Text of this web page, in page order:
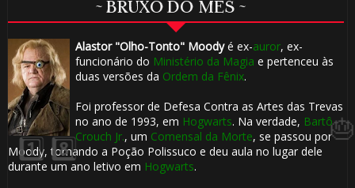
~ BRUXO DO MÊS ~
Alastor "Olho-Tonto" Moodyé ex-auror, ex-
funcionário do Ministério da Magia e pertenceu às
duas versões da Ordem da Fênix.
Foi professor de Defesa Contra as Artes das Trevas
no ano de 1993, em Hogwarts. Na verdade, Bartô
Crouch Jr., um Comensal da Morte, se passou por
Moody, tomando a Poção Polissuco e deu aula no lugar dele
durante um ano letivo em Hogwarts.
⚡
🎂